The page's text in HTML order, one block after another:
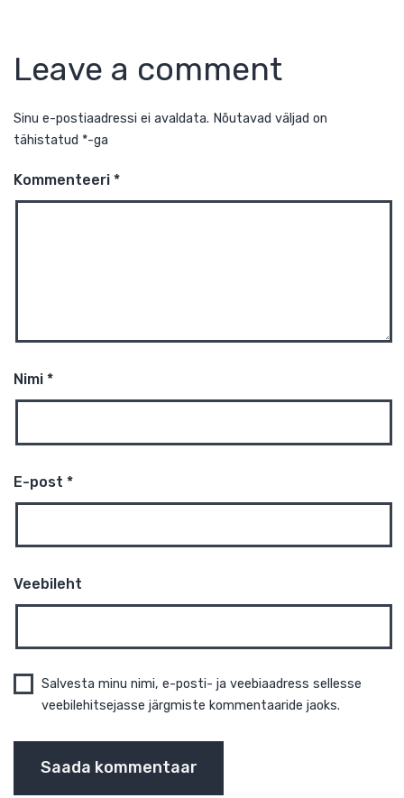
Leave a comment
tähistatud*-ga
Kommenteeri
Nimi*
E-post*